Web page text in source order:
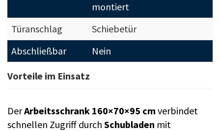
montiert
Türanschlag
Schiebetür
Abschließbar
Nein
Vorteile im Einsatz
DerArbeitsschrank 160×70×95 cm verbindet
schnellen Zugriff durch Schubladen mit